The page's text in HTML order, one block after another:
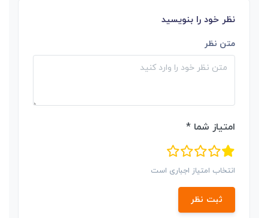
نظر خود را بنویسید
متن نظر
امتیاز شما *
انتخاب امتیاز اجباری است
ثبت نظر